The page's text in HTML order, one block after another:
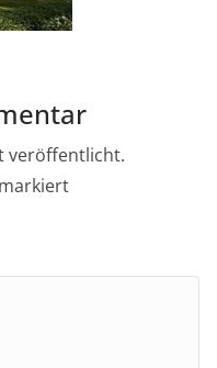
veröffentlicht.
markiert